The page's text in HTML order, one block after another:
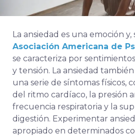
La ansiedad es una emoción y,
Asociación Americana de
se caracteriza por
y tensión. La ansiedad
una serie de síntomas físicos,
del ritmo cardíaco, la presión
frecuencia respiratoria y la
digestión. Experimentar
apropiado en determinados